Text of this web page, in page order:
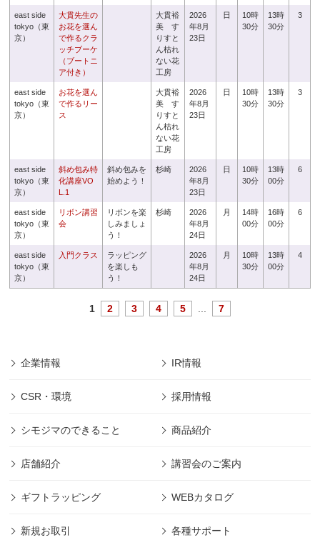
east side
tokyo（東
京）
大貫先生の
お花を選ん
で作るクラ
ッチブーケ
（ブートニ
ア付き）
大貫裕
美 す
りすと
ん枯れ
ない花
工房
2026
年8月
23日
日
10時
30分
13時
30分
3
east side
tokyo（東
京）
お花を選ん
で作るリー
ス
大貫裕
美 す
りすと
ん枯れ
ない花
工房
2026
年8月
23日
日
10時
30分
13時
30分
3
east side
tokyo（東
京）
斜め包み特
化講座VO
L.1
斜め包みを
始めよう！
杉崎
2026
年8月
23日
日
10時
30分
13時
00分
6
east side
tokyo（東
京）
リボン講習
会
リボンを楽
しみましょ
う！
杉崎
2026
年8月
24日
月
14時
00分
16時
00分
6
east side
tokyo（東
京）
入門クラス
ラッピング
を楽しも
う！
2026
年8月
24日
月
10時
30分
13時
00分
4
1 2 3 4 5 7
企業情報 IR情報
CSR・環境 採用情報
シモジマのできること 商品紹介
店舗紹介 講習会のご案内
ギフトラッピング WEBカタログ
新規お取引 各種サポート